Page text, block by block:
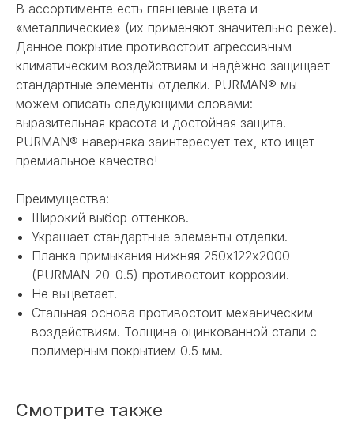
В ассортименте есть глянцевые цвета и
«металлические» (их применяют значительно реже).
Данное покрытие противостоит агрессивным
климатическим воздействиям и надёжно защищает
стандартные элементы отделки. PURMAN® мы
можем описать следующими словами:
выразительная красота и достойная защита.
PURMAN® наверняка заинтересует тех, кто ищет
премиальное качество!
Преимущества:
Широкий выбор оттенков.
Украшает стандартные элементы отделки.
Планка примыкания нижняя 250х122х2000
(PURMAN-20-0.5) противостоит коррозии.
Не выцветает.
Стальная основа противостоит механическим
воздействиям. Толщина оцинкованной стали с
полимерным покрытием 0.5 мм.
Смотрите также
НЕ НАШЛИ НУЖНОЕ
С ВЫБОРОМ?